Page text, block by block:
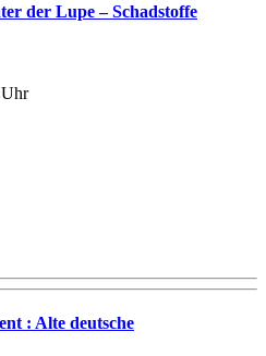
der Lupe – Schadstoffe
: Alte deutsche